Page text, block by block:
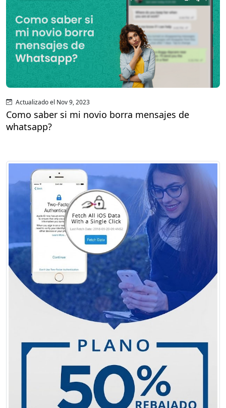
Actualizado el Nov 9, 2023
Como saber si mi novio borra mensajes de
whatsapp?